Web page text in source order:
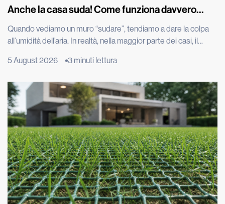
Anche la casa suda! Come funziona davvero
Quando vediamo un muro “sudare”, tendiamo a dare la colpa
all’umidità dell’aria. In realtà, nella maggior parte dei casi, il
poggia l’edificio. È qui che inizia un lento processo fisico,
murature e intonaci. Il fenomeno, estremamente […]
5 August 2026 3 minuti lettura